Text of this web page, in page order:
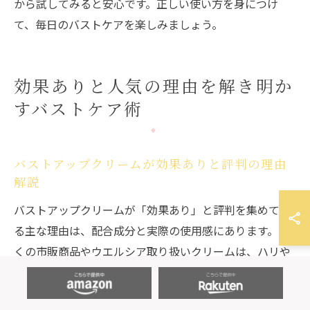
から試してみると安心です。正しい使い方を身につけ
て、毎日のバストケアを楽しみましょう。
効果ありと人気の理由を解き明か
すバストケア術
バストアップクリームが効果ありと評判の理由
解説
バストアップクリームが「効果あり」と評判を集めてい
る主な理由は、配合成分と実際の使用感にあります。多
くの市販商品やウエルシア取り扱いクリームは、ハリや
うるおいを与える成分を中心に、バストの見た目や触り
心地の変化にこだわって開発されています。特に、年齢